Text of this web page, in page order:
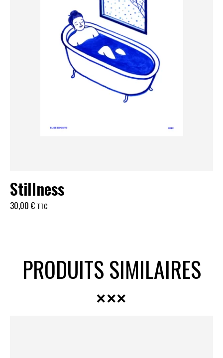
Stillness
30,00 € TTC
PRODUITS SIMILAIRES